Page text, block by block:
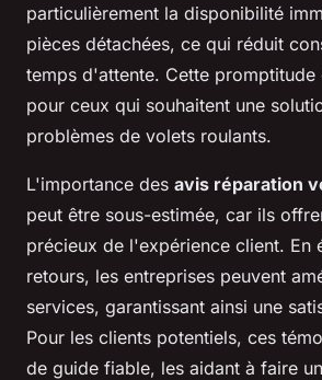
particulièrement la disponibilité
pièces détachées, ce qui réduit
temps d'attente. Cette promptitude
pour ceux qui souhaitent une
problèmes de volets roulants.
L'importance des avis réparation
peut être sous-estimée, car ils
précieux de l'expérience client. En
retours, les entreprises peuvent
services, garantissant ainsi une
Pour les clients potentiels, ces
de guide fiable, les aidant à faire